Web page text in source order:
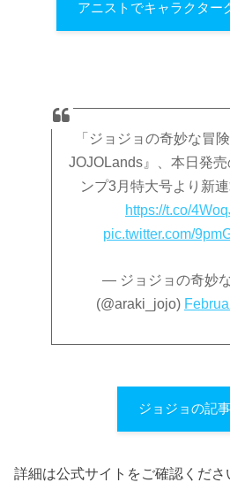
アニストでキャラクター
「ジョジョの奇妙な冒
JOJOLands』、本日発
ンプ3月特大号より新連
https://t.co/
pic.twitter.com/
— ジョジョの奇妙
(@araki_jojo)
ジョジョの記
詳細は公式サイトをご確認くださ